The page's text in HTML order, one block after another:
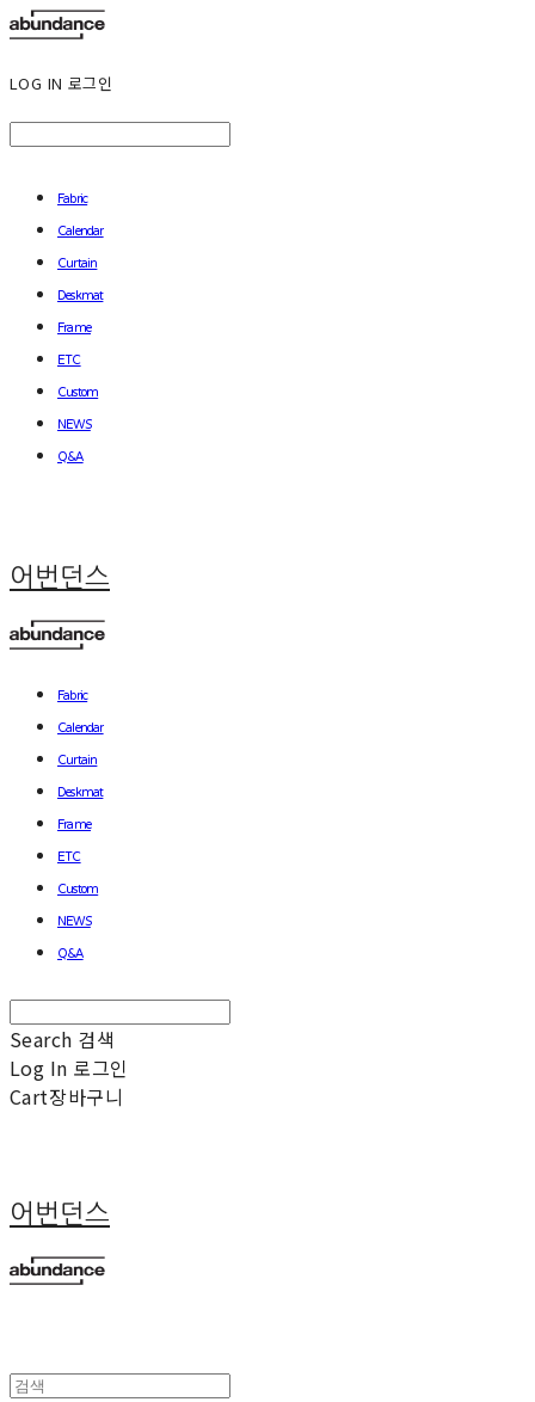
LOG IN 로그인
Fabric
Calendar
Curtain
Deskmat
Frame
ETC
Custom
NEWS
Q&A
어번던스
Fabric
Calendar
Curtain
Deskmat
Frame
ETC
Custom
NEWS
Q&A
Search 검색
Log In 로그인
Cart장바구니
어번던스